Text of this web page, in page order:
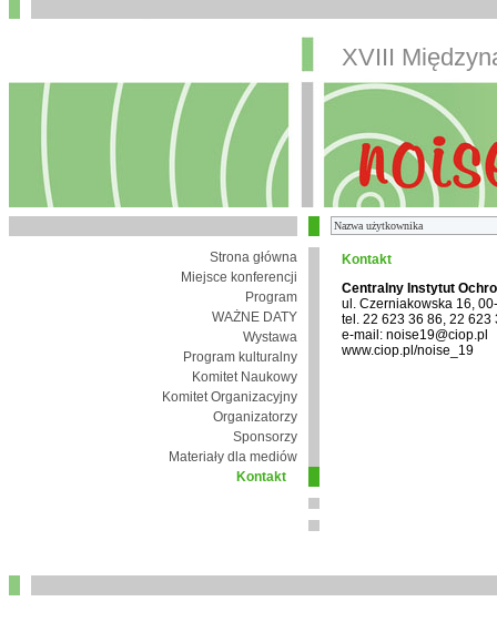
XVIII
Strona główna
Miejsce konferencji
Program
WAŻNE DATY
Wystawa
Program kulturalny
Komitet Naukowy
Komitet Organizacyjny
Organizatorzy
Sponsorzy
Materiały dla mediów
Kontakt
Kontakt
Centralny Instytut
ul. Czerniakowska 16,
tel. 22 623 36 86, 22 623
e-mail: noise19@ciop.pl
www.ciop.pl/noise_19